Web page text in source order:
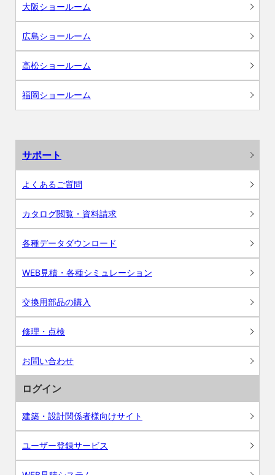
大阪ショールーム
広島ショールーム
高松ショールーム
福岡ショールーム
サポート
よくあるご質問
カタログ閲覧・資料請求
各種データダウンロード
WEB見積・各種シミュレーション
交換用部品の購入
修理・点検
お問い合わせ
ログイン
建築・設計関係者様向けサイト
ユーザー登録サービス